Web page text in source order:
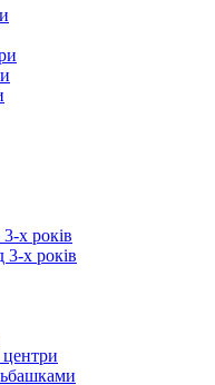
х років
3-х років
центри